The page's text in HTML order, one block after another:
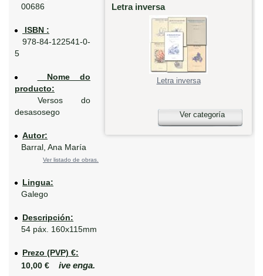
Letra inversa
Letra inversa
Ver categoría
00686
ISBN :
978-84-122541-0-
5
Nome do
producto:
Versos do
desasosego
Autor:
Barral, Ana María
Ver listado de obras.
Lingua:
Galego
Descripción:
54 páx. 160x115mm
Prezo (PVP) €:
10,00 € ive enga.